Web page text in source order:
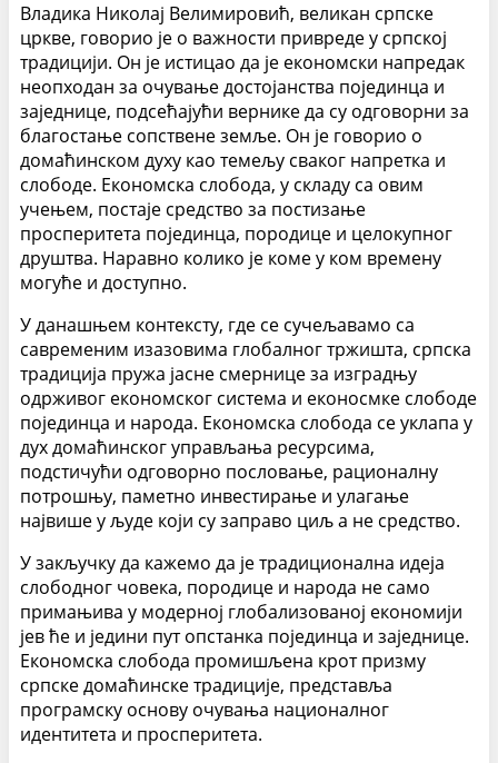
Владика Николај Велимировић, великан српске
цркве, говорио је о важности привреде у српској
традицији. Он је истицао да је економски напредак
неопходан за очување достојанства појединца и
заједнице, подсећајући вернике да су одговорни за
благостање сопствене земље. Он је говорио о
домаћинском духу као темељу сваког напретка и
слободе. Економска слобода, у складу са овим
учењем, постаје средство за постизање
просперитета појединца, породице и целокупног
друштва. Наравно колико је коме у ком времену
могуће и доступно.
У данашњем контексту, где се сучељавамо са
савременим изазовима глобалног тржишта, српска
традиција пружа јасне смернице за изградњу
одрживог економског система и еконосмке слободе
појединца и народа. Економска слобода се уклапа у
дух домаћинског управљања ресурсима,
подстичући одговорно пословање, рационалну
потрошњу, паметно инвестирање и улагање
највише у људе који су заправо циљ а не средство.
У закључку да кажемо да је традиционална идеја
слободног човека, породице и народа не само
примањива у модерној глобализованој економији
јев ће и једини пут опстанка појединца и заједнице.
Економска слобода промишљена крот призму
српске домаћинске традиције, представља
програмску основу очувања националног
идентитета и просперитета.